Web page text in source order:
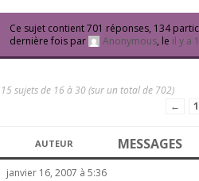
Ce sujet contient 701 réponses, 134
dernière fois par
Anonymous, le il y a
15 sujets de 16 à 30 (sur un total de 702)
←
1
AUTEUR MESSAGES
janvier 16, 2007 à 5:36